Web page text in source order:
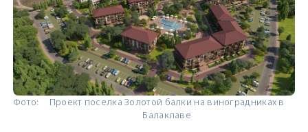
Фото:
Проект поселка Золотой балки на виноградниках в
Балаклаве